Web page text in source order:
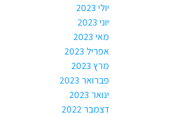
יולי 2023
יוני 2023
מאי 2023
אפריל 2023
מרץ 2023
פברואר 2023
ינואר 2023
דצמבר 2022